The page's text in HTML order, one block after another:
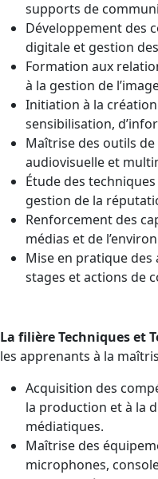
supports de
Développement des
digitale et gestion
Formation aux
à la gestion de
Initiation à la
sensibilisation,
Maîtrise des outils
audiovisuelle et
Étude des
gestion de la
Renforcement des
médias et de
Mise en pratique des
stages et actions de
La filière Techniques et
les apprenants à la
Acquisition des
la production et à la
médiatiques.
Maîtrise des
microphones,